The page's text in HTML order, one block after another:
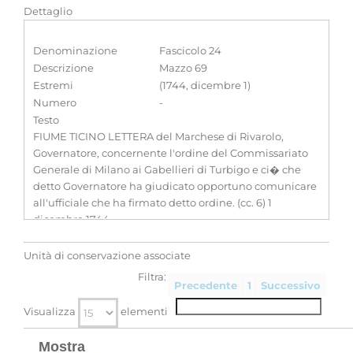
Dettaglio
Denominazione
Fascicolo 24
Descrizione
Mazzo 69
Estremi
(1744, dicembre 1)
Numero
-
Testo
FIUME TICINO LETTERA del Marchese di Rivarolo,
Governatore, concernente l'ordine del Commissariato
Generale di Milano ai Gabellieri di Turbigo e ci� che
detto Governatore ha giudicato opportuno comunicare
all'ufficiale che ha firmato detto ordine. (cc. 6) 1
dicembre 1744
Unità di conservazione associate
Precedente 1 Successivo
Visualizza elementi
Filtra:
Mostra